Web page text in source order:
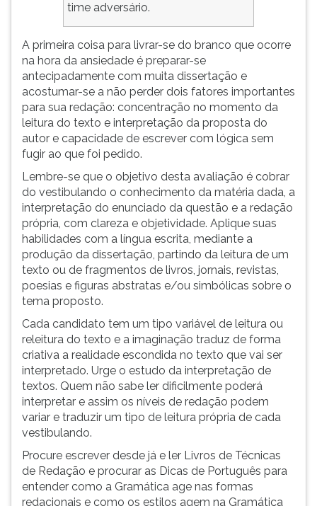
time adversário.
A primeira coisa para livrar-se do branco que ocorre
na hora da ansiedade é preparar-se
antecipadamente com muita dissertação e
acostumar-se a não perder dois fatores importantes
para sua redação: concentração no momento da
leitura do texto e interpretação da proposta do
autor e capacidade de escrever com lógica sem
fugir ao que foi pedido.
Lembre-se que o objetivo desta avaliação é cobrar
do vestibulando o conhecimento da matéria dada, a
interpretação do enunciado da questão e a redação
própria, com clareza e objetividade. Aplique suas
habilidades com a língua escrita, mediante a
produção da dissertação, partindo da leitura de um
texto ou de fragmentos de livros, jornais, revistas,
poesias e figuras abstratas e/ou simbólicas sobre o
tema proposto.
Cada candidato tem um tipo variável de leitura ou
releitura do texto e a imaginação traduz de forma
criativa a realidade escondida no texto que vai ser
interpretado. Urge o estudo da interpretação de
textos. Quem não sabe ler dificilmente poderá
interpretar e assim os níveis de redação podem
variar e traduzir um tipo de leitura própria de cada
vestibulando.
Procure escrever desde já e ler Livros de Técnicas
de Redação e procurar as Dicas de Português para
entender como a Gramática age nas formas
redacionais e como os estilos agem na Gramática